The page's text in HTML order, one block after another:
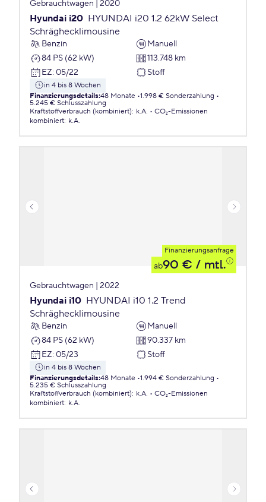
Gebrauchtwagen | 2020
Hyundai i20 HYUNDAI i20 1.2 62kW Select
Schräghecklimousine
Benzin
Manuell
84 PS (62 kW)
113.748 km
EZ: 05/22 Stoff
in 4 bis 8 Wochen
Finanzierungsdetails:48 Monate 1.998 € Sonderzahlung
5.245 € Schlusszahlung
Kraftstoffverbrauch (kombiniert): k.A.
CO₂-Emissionen
kombiniert: k.A.
Finanzierungsanfrage
ab90 € / mtl.
Gebrauchtwagen | 2022
Hyundai i10 HYUNDAI i10 1.2 Trend
Schräghecklimousine
Benzin
Manuell
84 PS (62 kW)
90.337 km
EZ: 05/23 Stoff
in 4 bis 8 Wochen
Finanzierungsdetails:48 Monate 1.994 € Sonderzahlung
5.235 € Schlusszahlung
Kraftstoffverbrauch (kombiniert): k.A.
CO₂-Emissionen
kombiniert: k.A.